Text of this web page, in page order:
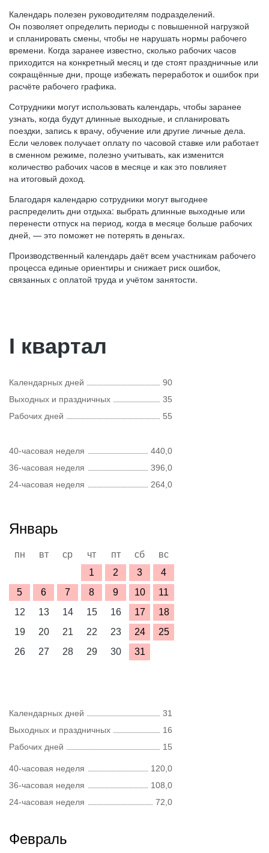
Календарь полезен руководителям подразделений.
Он позволяет определить периоды с повышенной нагрузкой
и спланировать смены, чтобы не нарушать нормы рабочего
времени. Когда заранее известно, сколько рабочих часов
приходится на конкретный месяц и где стоят праздничные или
сокращённые дни, проще избежать переработок и ошибок при
расчёте рабочего графика.
Сотрудники могут использовать календарь, чтобы заранее
узнать, когда будут длинные выходные, и спланировать
поездки, запись к врачу, обучение или другие личные дела.
Если человек получает оплату по часовой ставке или работает
в сменном режиме, полезно учитывать, как изменится
количество рабочих часов в месяце и как это повлияет
на итоговый доход.
Благодаря календарю сотрудники могут выгоднее
распределить дни отдыха: выбрать длинные выходные или
перенести отпуск на период, когда в месяце больше рабочих
дней, — это поможет не потерять в деньгах.
Производственный календарь даёт всем участникам рабочего
процесса единые ориентиры и снижает риск ошибок,
связанных с оплатой труда и учётом занятости.
I квартал
Календарных дней
90
Выходных и праздничных
35
Рабочих дней
55
40-часовая неделя
440,0
36-часовая неделя
396,0
24-часовая неделя
264,0
Январь
пн вт ср чт пт сб
вс
1
2 3
4
5
6 7 8 9 10
11
12
13 14 15 16 17
18
19
20 21 22 23 24
25
26
27 28 29 30 31
Календарных дней
31
Выходных и праздничных
16
Рабочих дней
15
40-часовая неделя
120,0
36-часовая неделя
108,0
24-часовая неделя
72,0
Февраль